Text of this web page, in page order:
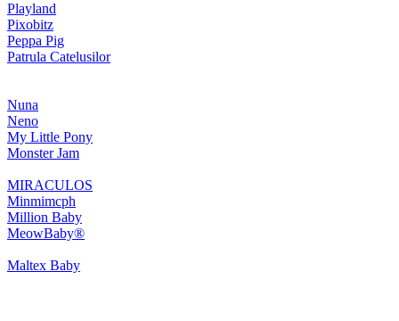
Playland
Pixobitz
Peppa Pig
Patrula Catelusilor
Nuna
Neno
My Little Pony
Monster Jam
MIRACULOS
Minmimcph
Million Baby
MeowBaby®
Maltex Baby